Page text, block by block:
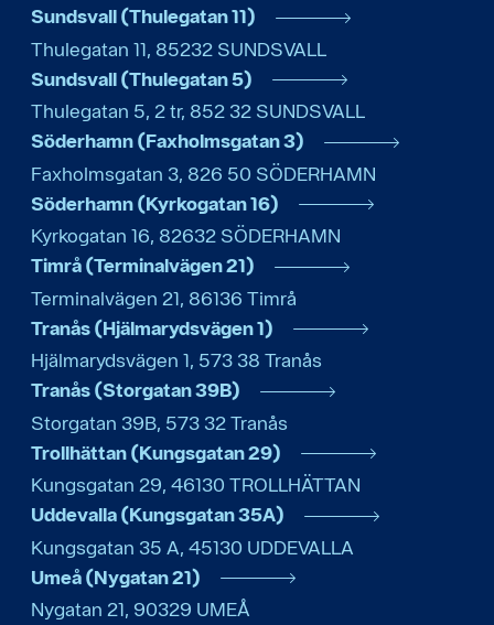
Sundsvall (Thulegatan 11)
Thulegatan 11, 85232 SUNDSVALL
Sundsvall (Thulegatan 5)
Thulegatan 5, 2 tr, 852 32 SUNDSVALL
Söderhamn (Faxholmsgatan 3)
Faxholmsgatan 3, 826 50 SÖDERHAMN
Söderhamn (Kyrkogatan 16)
Kyrkogatan 16, 82632 SÖDERHAMN
Timrå (Terminalvägen 21)
Terminalvägen 21, 86136 Timrå
Tranås (Hjälmarydsvägen 1)
Hjälmarydsvägen 1, 573 38 Tranås
Tranås (Storgatan 39B)
Storgatan 39B, 573 32Tranås
Trollhättan (Kungsgatan 29)
Kungsgatan 29, 46130 TROLLHÄTTAN
Uddevalla (Kungsgatan 35A)
Kungsgatan 35 A, 45130 UDDEVALLA
Umeå (Nygatan 21)
Nygatan 21, 90329 UMEÅ